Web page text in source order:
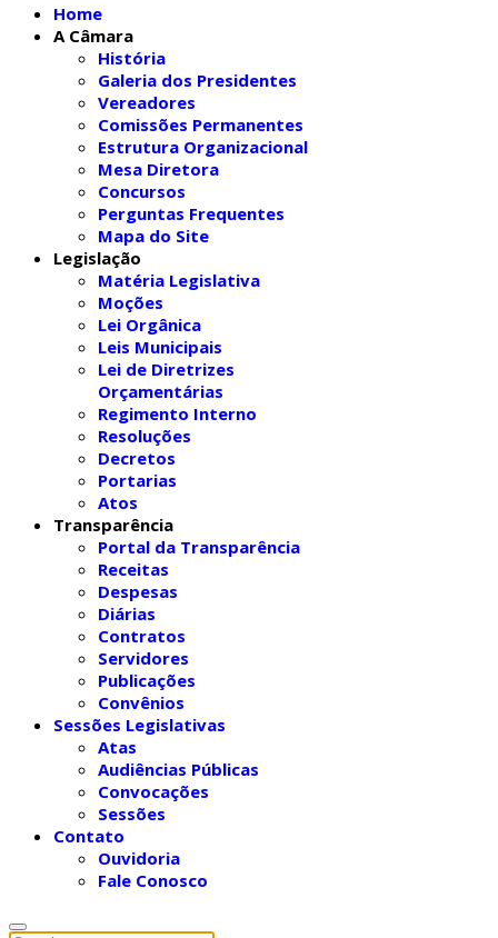
Home
A Câmara
História
Galeria dos Presidentes
Vereadores
Comissões Permanentes
Estrutura Organizacional
Mesa Diretora
Concursos
Perguntas Frequentes
Mapa do Site
Legislação
Matéria Legislativa
Moções
Lei Orgânica
Leis Municipais
Lei de Diretrizes
Orçamentárias
Regimento Interno
Resoluções
Decretos
Portarias
Atos
Transparência
Portal da Transparência
Receitas
Despesas
Diárias
Contratos
Servidores
Publicações
Convênios
Sessões Legislativas
Atas
Audiências Públicas
Convocações
Sessões
Contato
Ouvidoria
Fale Conosco